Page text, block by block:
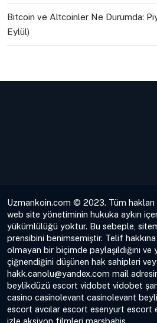
Bitcoin ve Altcoinler Ne Durumda:
Eylül)
Uzmankoin.com © 2023. Tüm hakları
web site yönetiminin hukuka aykırı
yükümlülüğü yoktur. Bu sebeple,
prensibini benimsemiştir. Telif
olmayan bir biçimde paylaşıldığını ve
çiğnendiğini düşünen hak sahipleri
hakk.canolu@yandex.com mail
beylikdüzü escort vidobet vidobet
casino casinolevant casinolevant
escort avcılar escort esenyurt escort
izle aksiyon filmleri marsbahis